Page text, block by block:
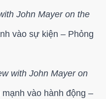
John Mayer on the
vào sự kiện – Phỏng
with John Mayer on
mạnh vào hành động –